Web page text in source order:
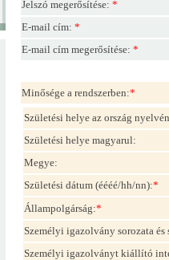
Jelszó megerősítése: *
E-mail cím: *
E-mail cím megerősítése: *
Minősége a rendszerben:*
Születési helye az ország
Születési helye magyarul:
Megye:
Születési dátum (éééé/hh/nn):*
Állampolgárság:*
Személyi igazolvány sorozata és
Személyi igazolványt kiállító